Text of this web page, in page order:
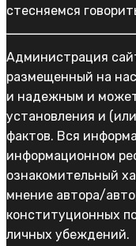
стесняемся
Администрация
размещенный на
и надежным и
установления и
фактов. Вся
информационном
ознакомительный
мнение автора/
конституционных
личных убеждений.